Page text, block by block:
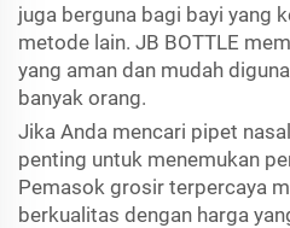
juga berguna bagi bayi yang
metode lain. JB BOTTLE
yang aman dan mudah
banyak orang.
Jika Anda mencari pipet
penting untuk menemukan
Pemasok grosir terpercaya
berkualitas dengan harga